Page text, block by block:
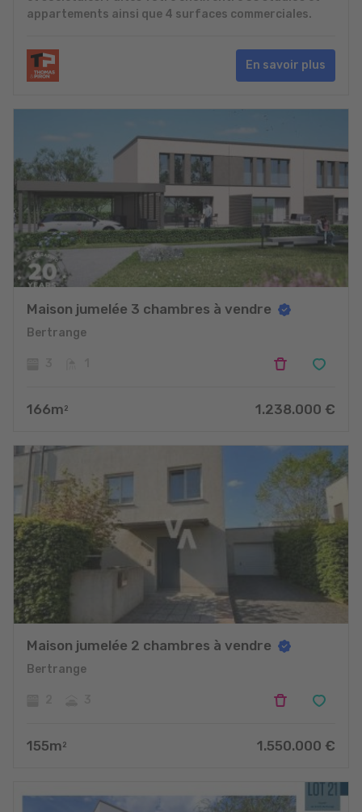
appartements ainsi que 4 surfaces commerciales.
En savoir plus
Maison jumelée 3 chambres à vendre
Bertrange
166m 2 1.238.000 €
Maison jumelée 2 chambres à vendre
Bertrange
155m 2 1.550.000 €